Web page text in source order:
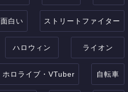
面白い ストリートファイター
ハロウィン ライオン
ホロライブ・VTuber 自転車